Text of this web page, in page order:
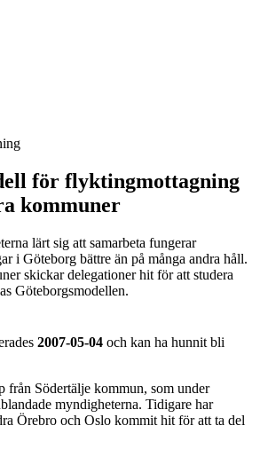
för flyktingmottagning
kommuner
lärt sig att samarbeta fungerar
i Göteborg bättre än på många andra håll.
skickar delegationer hit för att studera
Göteborgsmodellen.
2007-05-04 och kan ha hunnit bli
från Södertälje kommun, som under
myndigheterna. Tidigare har
Örebro och Oslo kommit hit för att ta del